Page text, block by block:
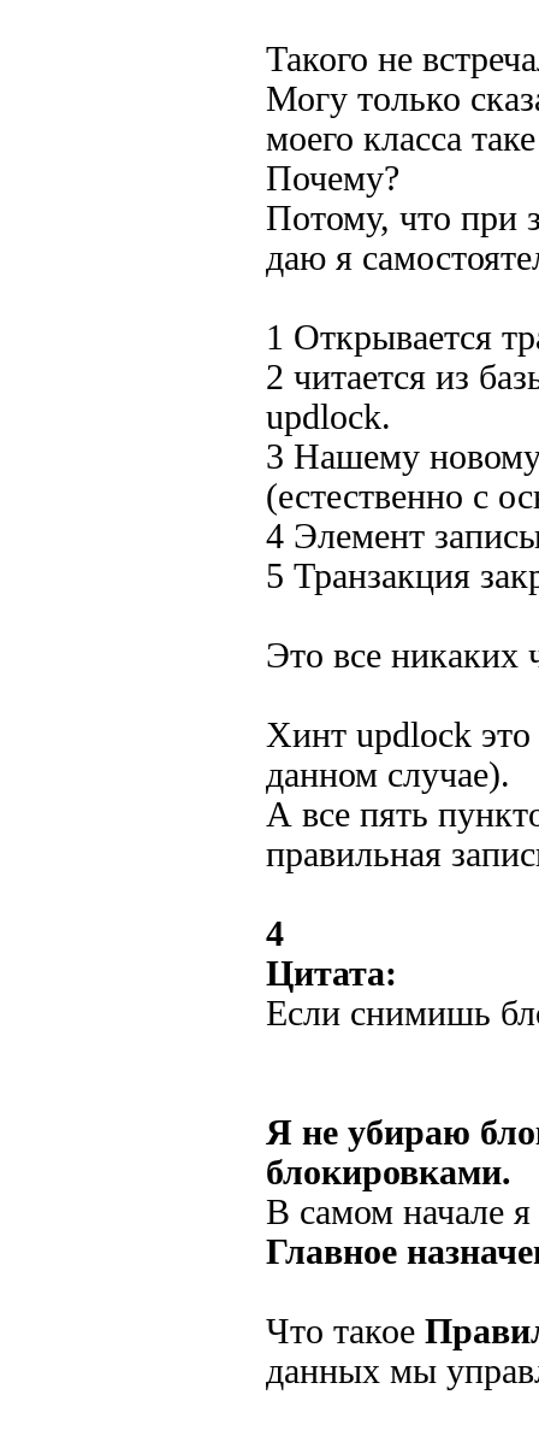
Такого не
Могу только
моего класса
Почему?
Потому, что при
даю я
1 Открывается
2 читается из
updlock.
3 Нашему новому
(естественно с
4 Элемент
5 Транзакция
Это все никаких
Хинт updlock это
данном случае).
А все пять
правильная
4
Цитата:
Если снимишь
Я не убираю
блокировками.
В самом начале я
Главное
Что такое
данных мы